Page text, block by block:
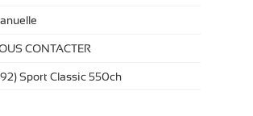
CONTACTER
Sport Classic 550ch